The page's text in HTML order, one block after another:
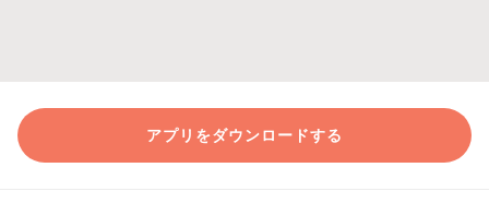
アプリをダウンロードする